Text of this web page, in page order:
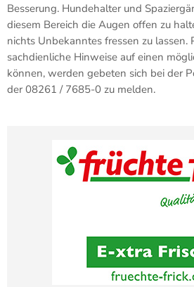
Besserung. Hundehalter und
diesem Bereich die Augen offen zu
nichts Unbekanntes fressen zu lassen.
sachdienliche Hinweise auf einen
können, werden gebeten sich bei der
der 08261 / 7685-0 zu melden.